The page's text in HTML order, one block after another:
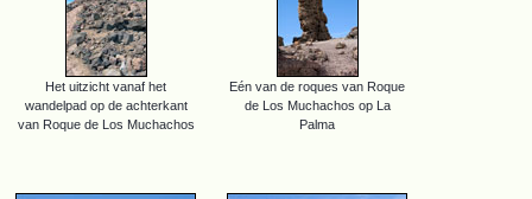
Het uitzicht vanaf het
wandelpad op de achterkant
van Roque de Los Muchachos
Eén van de roques van Roque
de Los Muchachos op La
Palma